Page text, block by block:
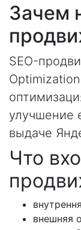
Зачем
SEO-
улучшение
выдаче
Что
внешняя